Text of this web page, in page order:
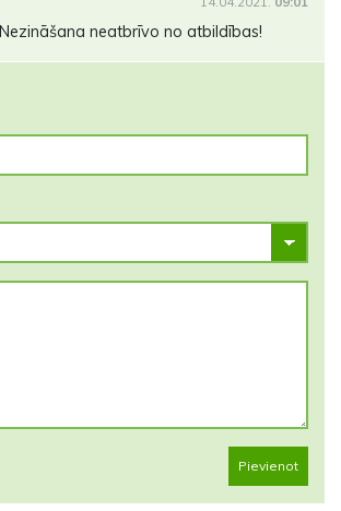
Nezināšana neatbrīvo no atbildības!
Pievienot